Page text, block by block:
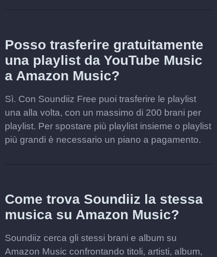
Posso trasferire gratuitamente
una playlist da YouTube Music
a Amazon Music?
Sì. Con Soundiiz Free puoi trasferire le playlist
una alla volta, con un massimo di 200 brani per
playlist. Per spostare più playlist insieme o playlist
più grandi è necessario un piano a pagamento.
Come trova Soundiiz la stessa
musica su Amazon Music?
Soundiiz cerca gli stessi brani e album su
Amazon Music confrontando titoli, artisti, album,